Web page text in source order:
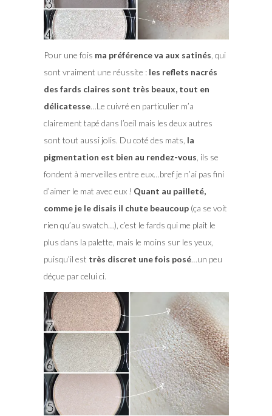
Pour une fois ma préférence va aux satinés, qui
sont vraiment une réussite :les reflets nacrés
des fards claires sont très beaux, tout en
délicatesse…Le cuivré en particulier m’a
clairement tapé dans l’oeil mais les deux autres
sont tout aussi jolis. Du coté des mats, la
pigmentation est bien au rendez-vous, ils se
fondent à merveilles entre eux…bref je n’ai pas fini
d’aimer le mat avec eux ! Quant au pailleté,
comme je le disais il chute beaucoup(ça se voit
rien qu’au swatch…), c’est le fards qui me plait le
plus dans la palette, mais le moins sur les yeux,
puisqu’il est très discret une fois posé…un peu
déçue par celui ci.